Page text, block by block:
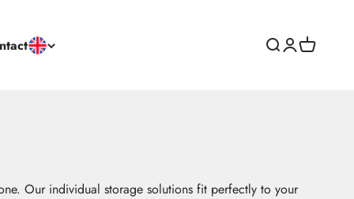
Open search
OpenOpen
Our individual storage solutions fit perfectly to your